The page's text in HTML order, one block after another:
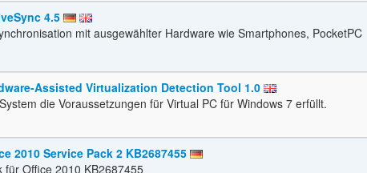
4.5
mit ausgewählter Hardware wie Smartphones, PocketPC
Assisted Virtualization Detection Tool 1.0
die Voraussetzungen für Virtual PC für Windows 7 erfüllt.
2010 Service Pack 2 KB2687455
für Office 2010 KB2687455